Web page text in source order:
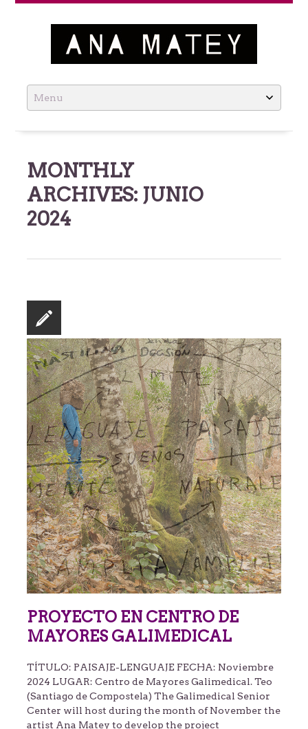
Skip
to
MONTHLY
ARCHIVES: JUNIO
2024
PROYECTO EN CENTRO DE
MAYORES GALIMEDICAL
TÍTULO: PAISAJE-LENGUAJE FECHA: Noviembre
2024 LUGAR: Centro de Mayores Galimedical. Teo
(Santiago de Compostela) The Galimedical Senior
Center will host during the month of November the
artist Ana Matey to develop the project